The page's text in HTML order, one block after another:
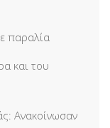
παραλία
και του
Ανακοίνωσαν